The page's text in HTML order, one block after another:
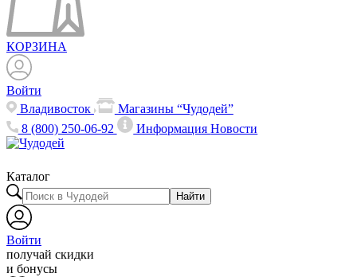
КОРЗИНА
Войти
Владивосток
Магазины “Чудодей”
8 (800) 250-06-92
ИнформацияНовости
Каталог
Найти
Войти
получай скидки
и бонусы